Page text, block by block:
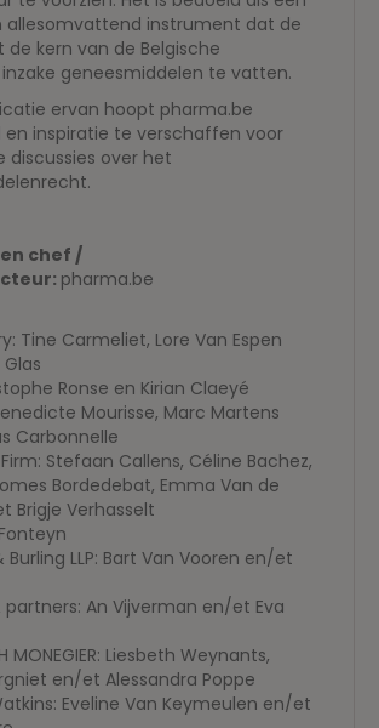
allesomvattend instrument dat de
de kern van de Belgische
geneesmiddelen te vatten.
ervan hoopt pharma.be
en inspiratie te verschaffen voor
discussies over het
chef /
pharma.be
Tine Carmeliet, Lore Van Espen
Ronse en Kirian Claeyé
Mourisse, Marc Martens
Carbonnelle
Stefaan Callens, Céline Bachez,
Bordedebat, Emma Van de
Brigje Verhasselt
LLP: Bart Van Vooren en/et
partners: An Vijverman en/et Eva
MONEGIER: Liesbeth Weynants,
en/et Alessandra Poppe
Eveline Van Keymeulen en/et